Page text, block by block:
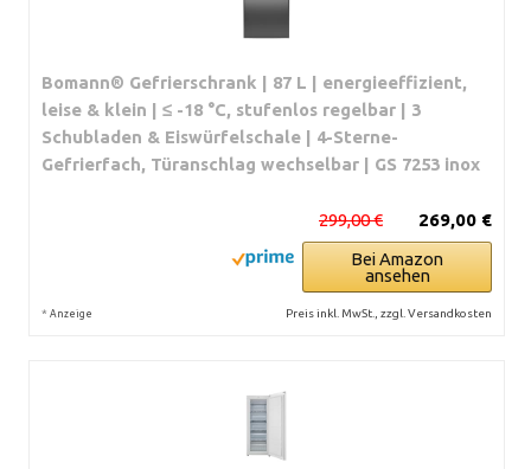
Bomann® Gefrierschrank | 87 L | energieeffizient,
leise & klein | ≤ -18 °C, stufenlos regelbar | 3
Schubladen & Eiswürfelschale | 4-Sterne-
Gefrierfach, Türanschlag wechselbar | GS 7253 inox
269,00 €
299,00 €
Bei Amazon
ansehen
* Anzeige Preis inkl. MwSt., zzgl. Versandkosten